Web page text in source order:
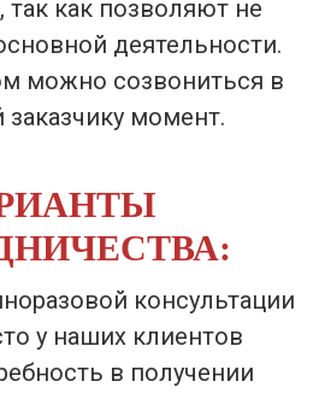
как позволяют не
деятельности.
можно созвониться в
момент.
консультации
у наших клиентов
в получении